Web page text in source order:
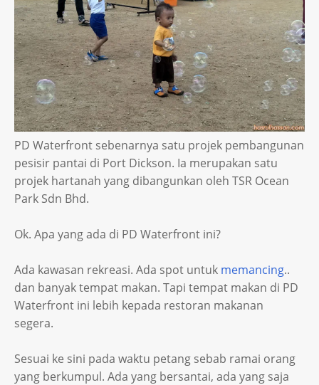
PD Waterfront sebenarnya satu projek pembangunan
pesisir pantai di Port Dickson. Ia merupakan satu
projek hartanah yang dibangunkan oleh TSR Ocean
Park Sdn Bhd.
Ok. Apa yang ada di PD Waterfront ini?
Ada kawasan rekreasi. Ada spot untuk memancing..
dan banyak tempat makan. Tapi tempat makan di PD
Waterfront ini lebih kepada restoran makanan
segera.
Sesuai ke sini pada waktu petang sebab ramai orang
yang berkumpul. Ada yang bersantai, ada yang saja